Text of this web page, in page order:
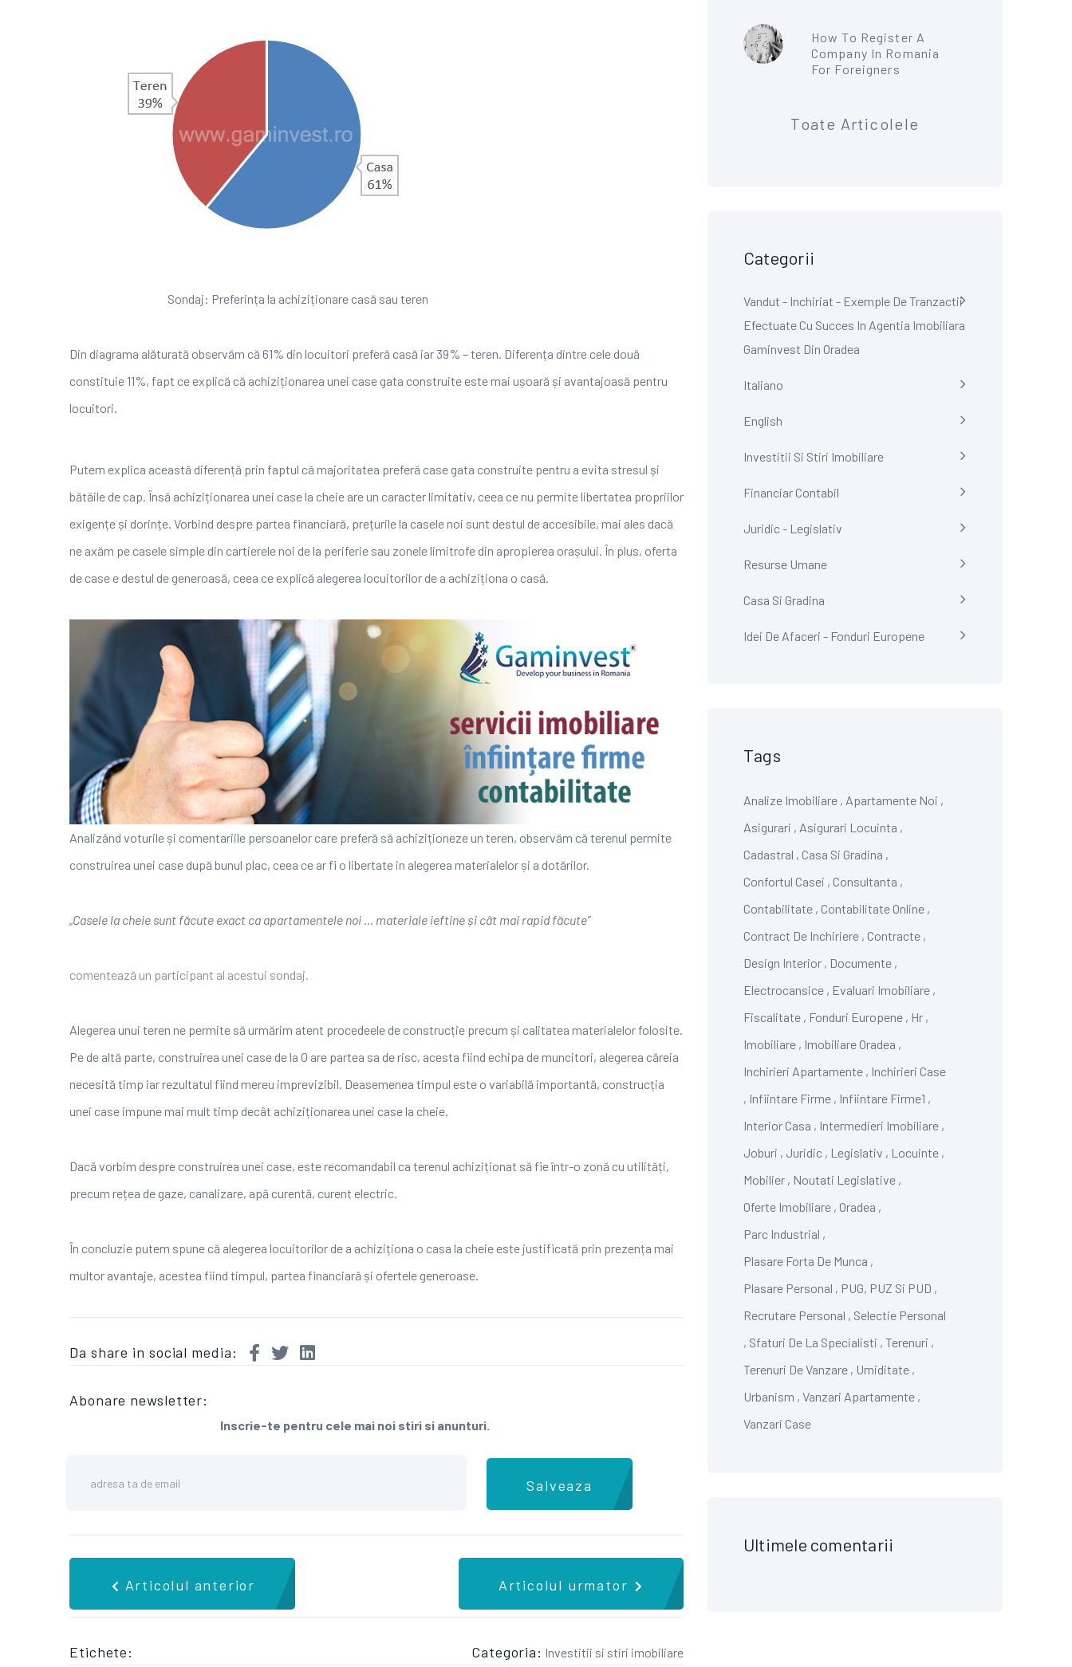
Sondaj: Preferința la achiziționare casă sau teren
Din diagrama alăturată observăm că 61% din locuitori preferă casă iar 39% – teren. Diferența dintre cele două
constituie 11%, fapt ce explică că achiziționarea unei case gata construite este mai ușoară și avantajoasă pentru
locuitori.
Putem explica această diferență prin faptul că majoritatea preferă case gata construite pentru a evita stresul și
bătăile de cap. Însă achiziționarea unei case la cheie are un caracter limitativ, ceea ce nu permite libertatea propriilor
exigențe și dorințe. Vorbind despre partea financiară, prețurile la casele noi sunt destul de accesibile, mai ales dacă
ne axăm pe casele simple din cartierele noi de la periferie sau zonele limitrofe din apropierea orașului. În plus, oferta
de case e destul de generoasă, ceea ce explică alegerea locuitorilor de a achiziționa o casă.
Analizând voturile și comentariile persoanelor care preferă să achiziționeze un teren, observăm că terenul permite
construirea unei case după bunul plac, ceea ce ar fi o libertate in alegerea materialelor și a dotărilor.
„Casele la cheie sunt făcute exact ca apartamentele noi … materiale ieftine și cât mai rapid făcute”
comentează un participant al acestui sondaj.
Alegerea unui teren ne permite să urmărim atent procedeele de construcție precum și calitatea materialelor folosite.
Pe de altă parte, construirea unei case de la 0 are partea sa de risc, acesta fiind echipa de muncitori, alegerea căreia
necesită timp iar rezultatul fiind mereu imprevizibil. Deasemenea timpul este o variabilă importantă, construcția
unei case impune mai mult timp decât achiziționarea unei case la cheie.
Dacă vorbim despre construirea unei case, este recomandabil ca terenul achiziționat să fie într-o zonă cu utilități,
precum rețea de gaze, canalizare, apă curentă, curent electric.
În concluzie putem spune că alegerea locuitorilor de a achiziționa o casa la cheie este justificată prin prezența mai
multor avantaje, acestea fiind timpul, partea financiară și ofertele generoase.
Da share in social media:
Abonare newsletter:
Inscrie-te pentru cele mai noi stiri si anunturi.
Salveaza
Articolul anterior Articolul urmator
Etichete: Categoria: Investitii si stiri imobiliare
How To Register A
Company In Romania
For Foreigners
Toate Articolele
Categorii
Vandut - Inchiriat - Exemple De Tranzactii
Efectuate Cu Succes In Agentia Imobiliara
Gaminvest Din Oradea
Italiano
English
Investitii Si Stiri Imobiliare
Financiar Contabil
Juridic - Legislativ
Resurse Umane
Casa Si Gradina
Idei De Afaceri - Fonduri Europene
Tags
Analize Imobiliare , Apartamente Noi ,
Asigurari , Asigurari Locuinta ,
Cadastral , Casa Si Gradina ,
Confortul Casei , Consultanta ,
Contabilitate , Contabilitate Online ,
Contract De Inchiriere , Contracte ,
Design Interior , Documente ,
Electrocansice , Evaluari Imobiliare ,
Fiscalitate , Fonduri Europene , Hr ,
Imobiliare , Imobiliare Oradea ,
Inchirieri Apartamente , Inchirieri Case
, Infiintare Firme , Infiintare Firme1 ,
Interior Casa , Intermedieri Imobiliare ,
Joburi , Juridic , Legislativ , Locuinte ,
Mobilier , Noutati Legislative ,
Oferte Imobiliare , Oradea ,
Parc Industrial ,
Plasare Forta De Munca ,
Plasare Personal , PUG, PUZ Si PUD ,
Recrutare Personal , Selectie Personal
, Sfaturi De La Specialisti , Terenuri ,
Terenuri De Vanzare , Umiditate ,
Urbanism , Vanzari Apartamente ,
Vanzari Case
Ultimele comentarii